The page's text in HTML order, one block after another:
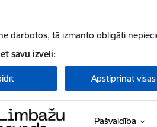
darbotos, tā izmanto obligāti
savu izvēli:
Apstiprināt visas
Pašvaldība